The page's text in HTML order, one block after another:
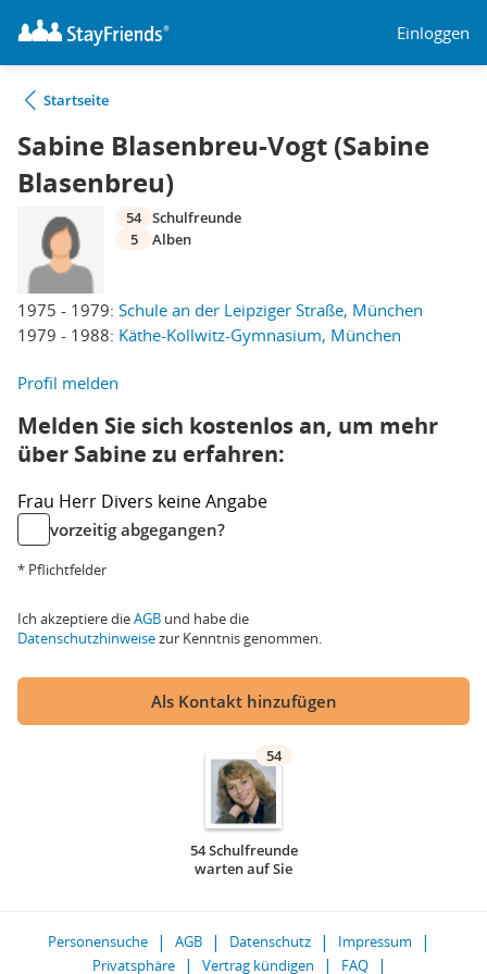
Einloggen
Startseite
Sabine Blasenbreu-Vogt (Sabine
Blasenbreu)
1975 - 1979: Schule an der Leipziger Straße, München
1979 - 1988: Käthe-Kollwitz-Gymnasium, München
54 Schulfreunde
5
Alben
Profil melden
Melden Sie sich kostenlos an, um mehr
über Sabine zu erfahren:
Frau Herr Divers keine Angabe
vorzeitig abgegangen?
* Pflichtfelder
Ich akzeptiere dieAGB und habe die
Datenschutzhinweisezur Kenntnis genommen.
Als Kontakt hinzufügen
54
54 Schulfreunde
warten auf Sie
Personensuche AGB Datenschutz
Impressum
Privatsphäre
Vertrag kündigen FAQ